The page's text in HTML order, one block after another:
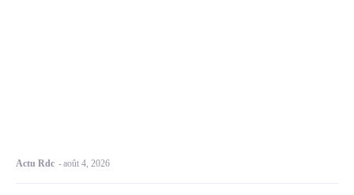
Actu Rdc -août 4, 2026